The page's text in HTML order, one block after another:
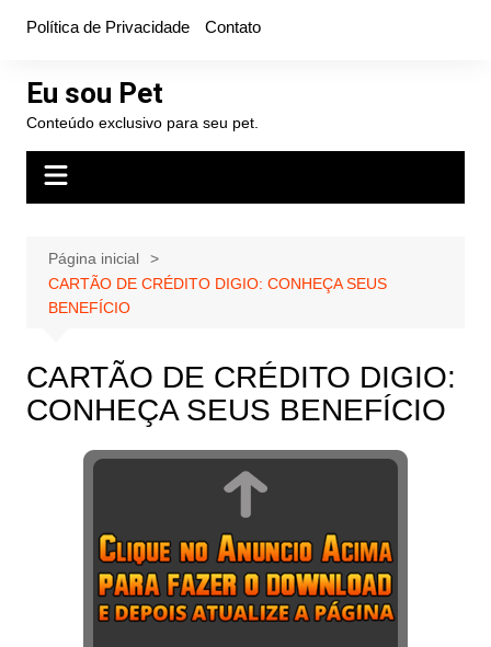
conteúdo
Política de Privacidade Contato
Eu sou Pet
Conteúdo exclusivo para seu pet.
Página inicial
CARTÃO DE CRÉDITO DIGIO: CONHEÇA SEUS
BENEFÍCIO
CARTÃO DE CRÉDITO DIGIO:
CONHEÇA SEUS BENEFÍCIO